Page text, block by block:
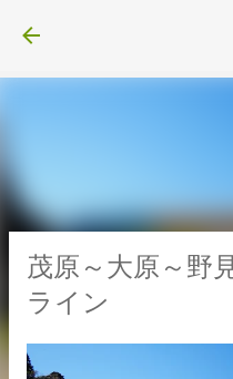
茂原～大原～野
ライン